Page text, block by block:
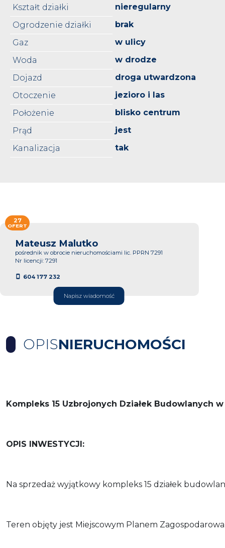
Kształt działki
nieregularny
Ogrodzenie działki
brak
Gaz
w ulicy
Woda
w drodze
Dojazd
droga utwardzona
Otoczenie
jezioro i las
Położenie
blisko centrum
Prąd
jest
Kanalizacja
tak
Mateusz Malutko
pośrednik w obrocie nieruchomościami lic. PPRN 7291
Nr licencji: 7291
604 177 232
Napisz wiadomość
27
OFERT
OPISNIERUCHOMOŚCI
Kompleks 15 Uzbrojonych Działek Budowlanych
OPIS INWESTYCJI:
Na sprzedaż wyjątkowy kompleks 15 działek
Teren objęty jest Miejscowym Planem